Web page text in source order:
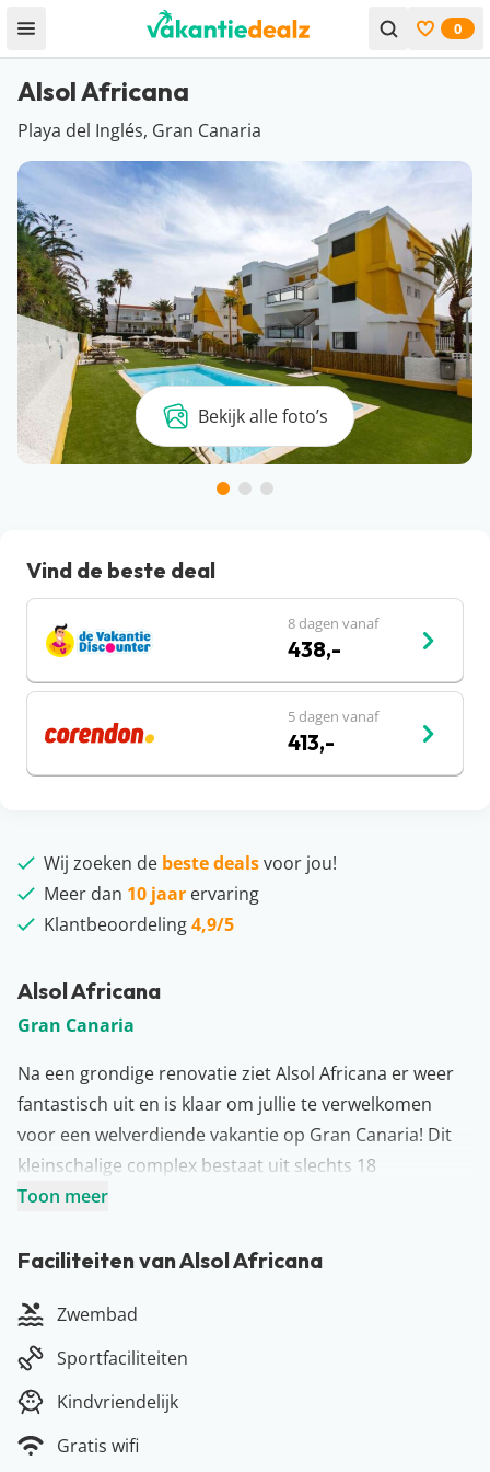
Open menu Bekijk
0
Alsol Africana
Playa del Inglés, Gran Canaria
Bekijk alle foto’s
Alsol Africana
Gran Canaria
Na een grondige renovatie ziet Alsol Africana er weer
fantastisch uit en is klaar om jullie te verwelkomen
voor een welverdiende vakantie op Gran Canaria! Dit
kleinschalige complex bestaat uit slechts 18
appartementen en er hangt een relaxte sfeer. Lees een
wandel naar het strand, dat lekker dichtbij ligt. Ook het
op slechts 50 meter. Dus waar wacht je nog op? Op
naar Gran Canaria!
Goudgele stranden, prachtige plaatsen en een heel fijn
klimaat: niet voor niets zijn wij ontzettend grote fans
Toon meer
Faciliteiten van Alsol Africana
Zwembad
Sportfaciliteiten
Kindvriendelijk
Gratis wifi
Vind de beste deal
8 dagen vanaf
438,-
5 dagen vanaf
413,-
Wij zoeken de beste dealsvoor jou!
Meer dan 10 jaar ervaring
Klantbeoordeling4,9/5